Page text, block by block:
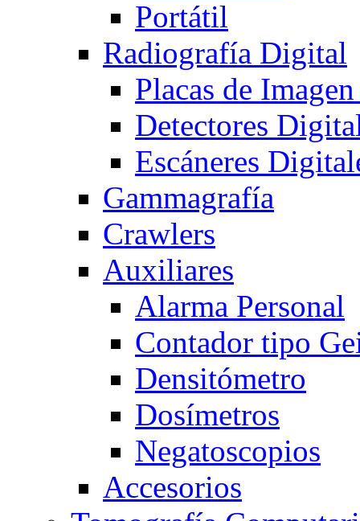
Portátil
Radiografía Digital
Placas de
Detectores
Escáneres
Gammagrafía
Crawlers
Auxiliares
Alarma Personal
Contador tipo
Densitómetro
Dosímetros
Negatoscopios
Accesorios